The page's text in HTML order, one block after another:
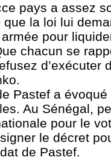
pays a assez
la loi lui
armée pour
chacun se
d’exécuter
Pastef a
Au Sénégal,
pour le
le décret
de Pastef.